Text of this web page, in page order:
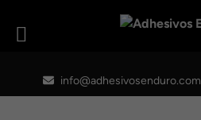
content
info@adhesivosenduro.com